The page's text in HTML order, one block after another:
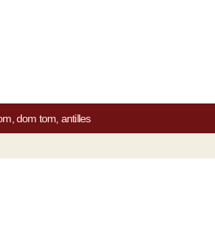
dom tom, antilles